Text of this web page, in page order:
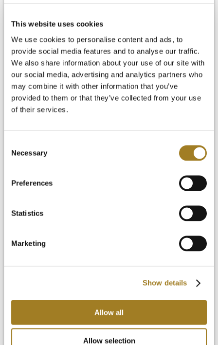
This website uses cookies
We use cookies to personalise content and ads, to
provide social media features and to analyse our traffic.
We also share information about your use of our site with
our social media, advertising and analytics partners who
may combine it with other information that you’ve
provided to them or that they’ve collected from your use
of their services.
Selection
Necessary
Preferences
Statistics
Marketing
Show details
Allow all
Allow selection
FAQ
Nachrichten & Blog